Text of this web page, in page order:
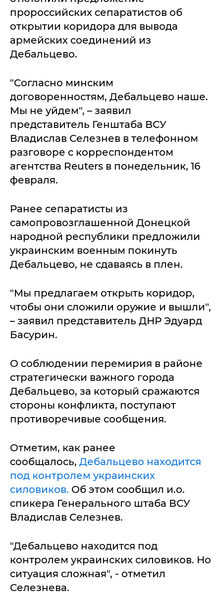
пророссийских сепаратистов об
открытии коридора для вывода
армейских соединений из
Дебальцево.
"Согласно минским
договоренностям, Дебальцево наше.
Мы не уйдем", – заявил
представитель Генштаба ВСУ
Владислав Селезнев в телефонном
разговоре с корреспондентом
агентства Reuters в понедельник, 16
февраля.
Ранее сепаратисты из
самопровозглашенной Донецкой
народной республики предложили
украинским военным покинуть
Дебальцево, не сдаваясь в плен.
"Мы предлагаем открыть коридор,
чтобы они сложили оружие и вышли",
– заявил представитель ДНР Эдуард
Басурин.
О соблюдении перемирия в районе
стратегически важного города
Дебальцево, за который сражаются
стороны конфликта, поступают
противоречивые сообщения.
Отметим, как ранее
сообщалось, Дебальцево находится
под контролем украинских
силовиков. Об этом сообщил и.о.
спикера Генерального штаба ВСУ
Владислав Селезнев.
"Дебальцево находится под
контролем украинских силовиков. Но
ситуация сложная", - отметил
Селезнева.